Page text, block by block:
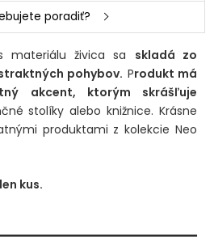
poradiť?
materiálu živica sa skladá zo
pohybov. Produkt má
akcent, ktorým skrášľuje
stolíky alebo knižnice. Krásne
produktami z kolekcie Neo
kus.